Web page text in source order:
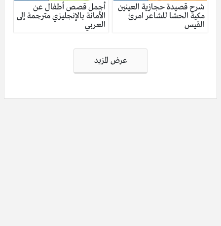
شرح قصيدة حجازية العينين
مكية الحشا للشاعر امرئ
القيس
أجمل قصص أطفال عن
الأمانة بالإنجليزي مترجمة إلى
العربي
عرض المزيد